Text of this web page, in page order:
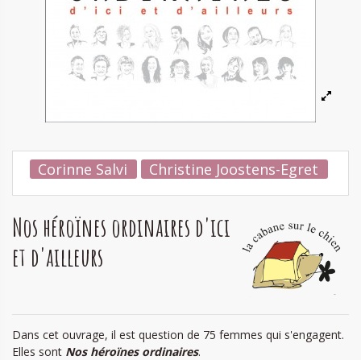
Corinne Salvi Christine Joostens-Egret
Nos héroïnes ordinaires d'ici
et d'ailleurs
Dans cet ouvrage, il est question de 75 femmes qui s'engagent.
Elles sont Nos héroïnes ordinaires.